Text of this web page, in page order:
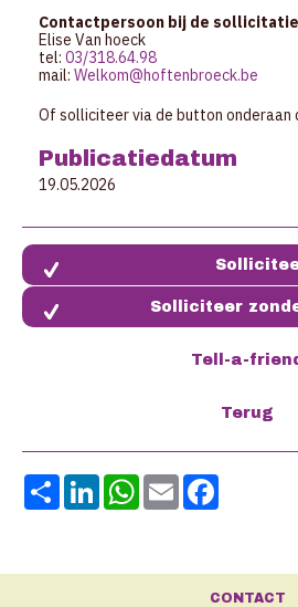
Contactpersoon bij de
Elise Van hoeck
tel: 03/318.64.98
mail: Welkom@hoftenbroeck.be
Of solliciteer via de button onderaan
Publicatiedatum
19.05.2026
Solliciteer
Share LinkedInWhatsApp
Email
CONTACT